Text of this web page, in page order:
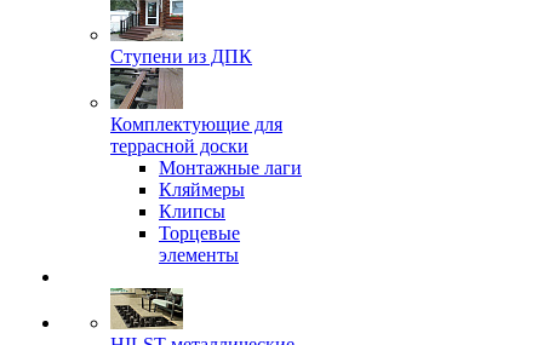
Ступени из ДПК
Комплектующие для
террасной доски
Монтажные лаги
Кляймеры
Клипсы
Торцевые
элементы